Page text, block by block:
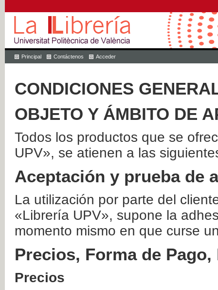
Principal Contáctenos Acceder
CONDICIONES
OBJETO Y ÁMBITO DE
Todos los productos que se
UPV», se atienen a las
Aceptación y prueba de
La utilización por parte del
«Librería UPV», supone la
momento mismo en que curse
Precios, Forma de
Precios